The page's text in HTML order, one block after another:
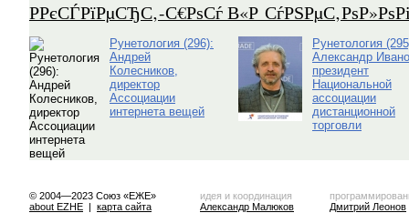
Р­РєСЃРїРµСЂС‚-С€РѕСѓ В«Р
Рунетология (296):
Андрей
Колесников,
директор
Ассоциации
интернета вещей
Рунетология
Александр
президент
Национальной
ассоциации
дистанционной
торговли
© 2004—2023 Союз «ЕЖЕ»
about EZHE | карта сайта
идея и координация
Александр Малюков
Дмитрий Леонов